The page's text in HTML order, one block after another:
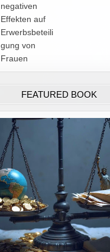
negativen
Effekten auf
Erwerbsbeteili
gung von
Frauen
FEATURED BOOK